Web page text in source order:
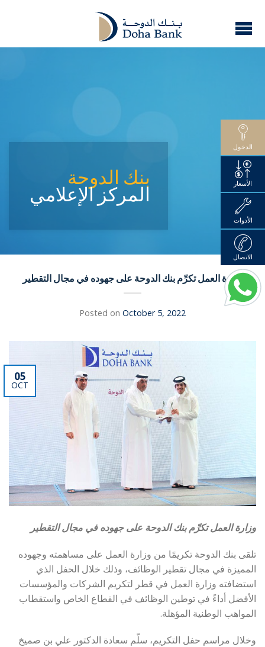
بنك الدوحة
المركز الإعلامي
وزارة العمل تكرِّم بنك الدوحة على جهوده في مجال التقطير
Posted on October 5, 2022
05
OCT
وزارة العمل تكرِّم بنك الدوحة على جهوده في مجال التقطير
تلقى بنك الدوحة تكريمًا من وزارة العمل على مساهمته وجهوده
المميزة في مجال تقطير الوظائف، وذلك خلال الحفل الذي
استضافته وزارة العمل في قطر لتكريم الشركات والمؤسسات
الأفضل أداءً في توطين الوظائف في القطاع الخاص واستقطاب
المواهب الوطنية المؤهلة.
وخلال مراسم حفل التكريم، سلّم سعادة الدكتور علي بن صميخ
الدخول
الأسعار
الأدوات
الاتصال